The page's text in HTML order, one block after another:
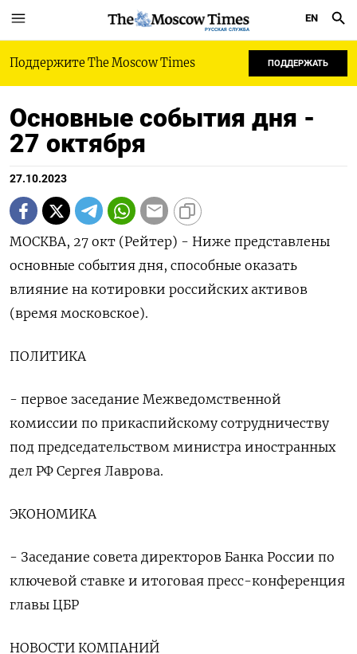
РУССКАЯ СЛУЖБА
EN
Поддержите The Moscow Times ПОДДЕРЖАТЬ
Основные события дня -
27 октября
27.10.2023
МОСКВА, 27 окт (Рейтер) - Ниже представлены
основные события дня, способные оказать
влияние на котировки российских активов
(время московское).
ПОЛИТИКА
- первое заседание Межведомственной
комиссии по прикаспийскому сотрудничеству
под председательством министра иностранных
дел РФ Сергея Лаврова.
ЭКОНОМИКА
- Заседание совета директоров Банка России по
ключевой ставке и итоговая пресс-конференция
главы ЦБР
НОВОСТИ КОМПАНИЙ